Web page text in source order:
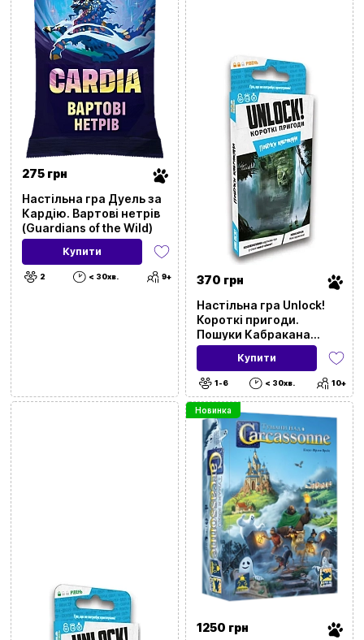
275 грн
Настільна гра Дуель за
Кардію. Вартові нетрів
(Guardians of the Wild)
Купити
2 < 30хв. 9+
370 грн
Настільна гра Unlock!
Короткі пригоди.
Пошуки Кабракана
(Unlock!: Short
Adventures. In Pursuit of
Cabrakan)
Купити
1-6 < 30хв. 10+
Новинка
1250 грн